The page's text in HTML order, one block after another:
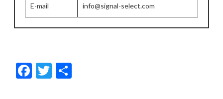
E-mail info@signal-select.com
F
ac
T
w